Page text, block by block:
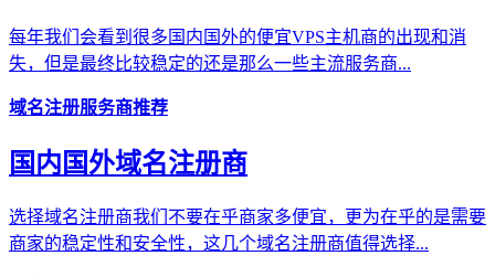
每年我们会看到很多国内国外的便宜VPS主机商的出现和消
失，但是最终比较稳定的还是那么一些主流服务商...
域名注册服务商推荐
国内国外域名注册商
选择域名注册商我们不要在乎商家多便宜，更为在乎的是需要
商家的稳定性和安全性，这几个域名注册商值得选择...